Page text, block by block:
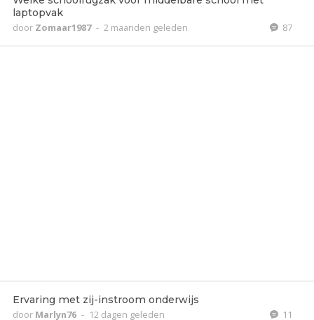
laptopvak
door Zomaar1987 - 2 maanden geleden 87
Ervaring met zij-instroom onderwijs
door Marlyn76 - 12 dagen geleden 11